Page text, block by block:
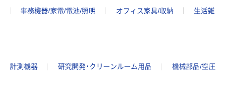
事務機器/家電/電池/照明 オフィス家具/収納
生活雑
計測機器 研究開発・クリーンルーム用品
機械部品/空圧